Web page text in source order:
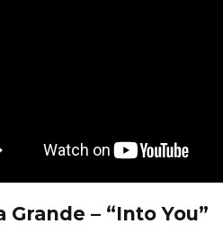
Grande – “Into You”